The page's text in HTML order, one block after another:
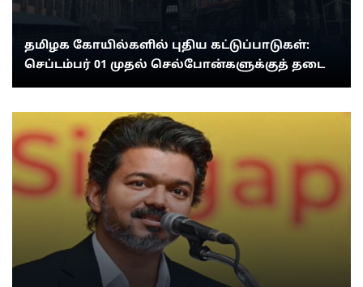
தமிழக கோயில்களில் புதிய கட்டுப்பாடுகள்:
செப்டம்பர் 01 முதல் செல்போன்களுக்குத் தடை